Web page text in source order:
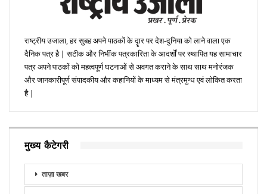
राष्ट्रीय उजाला, हर सुबह अपने पाठकों के दॄार पर देश-दुनिया को लाने वाला एक
दैनिक पत्र है | सटीक और निभींक पत्रकारिता के आदर्शों पर स्थापित यह सामाचार
पत्र अपने पाठकों को महत्वपूर्ण घटनाओं से अवगत कराने के साथ साथ मनोरंजक
और जानकारीपूर्ण संपादकीय और कहानियों के माध्यम से मंत्रमुग्ध एवं लोकित करता
है |
मुख्य कैटेगरी
ताज़ा खबर